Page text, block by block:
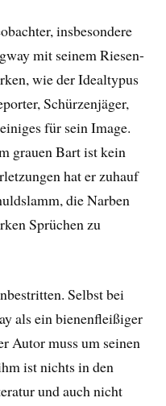
insbesondere
mit seinem Riesen-
wie der Idealtypus
Schürzenjäger,
für sein Image.
grauen Bart ist kein
hat er zuhauf
die Narben
Sprüchen zu
Selbst bei
als ein bienenfleißiger
Autor muss um seinen
ist nichts in den
und auch nicht